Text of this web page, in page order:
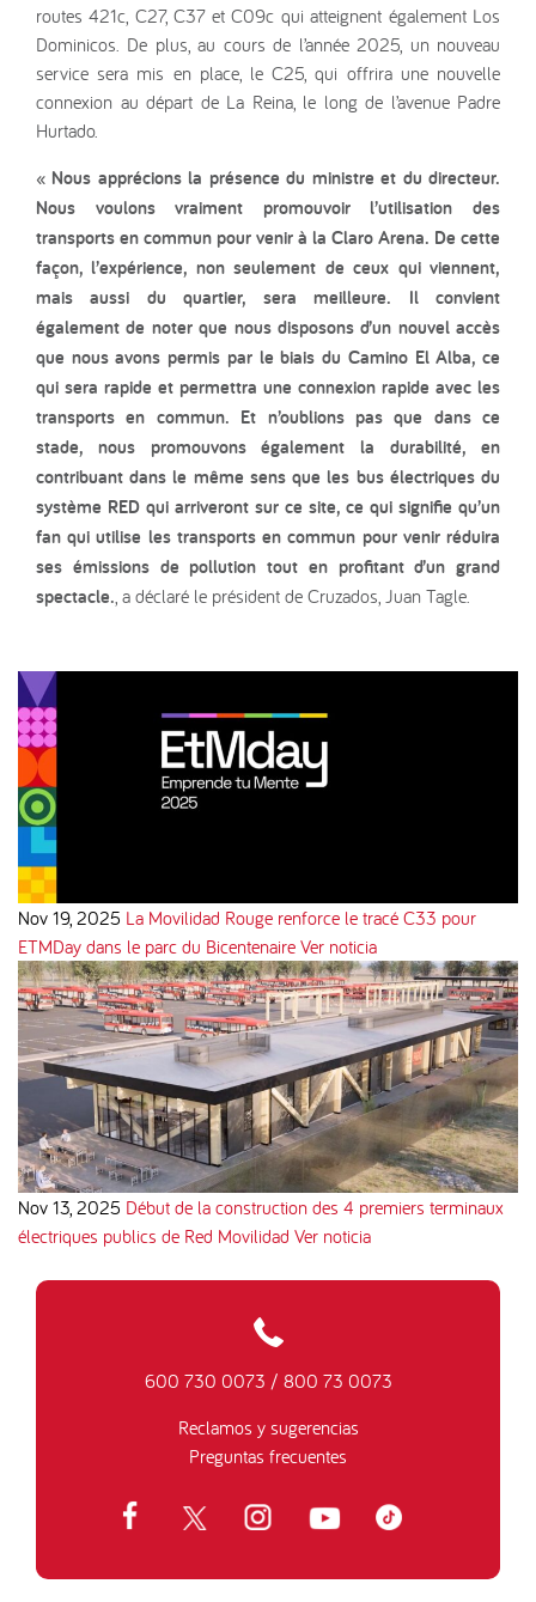
routes 421c, C27, C37 et C09c qui atteignent également Los
Dominicos. De plus, au cours de l’année 2025, un nouveau
service sera mis en place, le C25, qui offrira une nouvelle
connexion au départ de La Reina, le long de l’avenue Padre
Hurtado.
« Nous apprécions la présence du ministre et du directeur.
Nous voulons vraiment promouvoir l’utilisation des
transports en commun pour venir à la Claro Arena. De cette
façon, l’expérience, non seulement de ceux qui viennent,
mais aussi du quartier, sera meilleure. Il convient
également de noter que nous disposons d’un nouvel accès
que nous avons permis par le biais du Camino El Alba, ce
qui sera rapide et permettra une connexion rapide avec les
transports en commun. Et n’oublions pas que dans ce
stade, nous promouvons également la durabilité, en
contribuant dans le même sens que les bus électriques du
système RED qui arriveront sur ce site, ce qui signifie qu’un
fan qui utilise les transports en commun pour venir réduira
ses émissions de pollution tout en profitant d’un grand
spectacle. , a déclaré le président de Cruzados, Juan Tagle.
Nov 19, 2025 La Movilidad Rouge renforce le tracé C33 pour
ETMDay dans le parc du Bicentenaire Ver noticia
Nov 13, 2025 Début de la construction des 4 premiers terminaux
électriques publics de Red Movilidad Ver noticia
600 730 0073 / 800 73 0073
Reclamos y sugerencias
Preguntas frecuentes